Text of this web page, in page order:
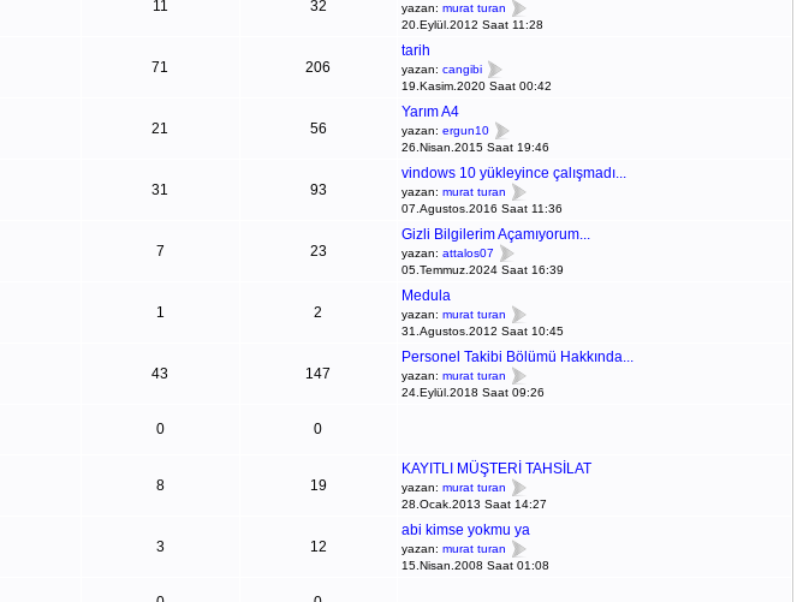
11 32 yazan: murat turan
20.Eylül.2012 Saat 11:28
71 206
tarih
yazan: cangibi
19.Kasim.2020 Saat 00:42
21 56
Yarım A4
yazan: ergun10
26.Nisan.2015 Saat 19:46
31 93
vindows 10 yükleyince çalışmadı...
yazan: murat turan
07.Agustos.2016 Saat 11:36
7 23
Gizli Bilgilerim Açamıyorum...
yazan: attalos07
05.Temmuz.2024 Saat 16:39
1 2
Medula
yazan: murat turan
31.Agustos.2012 Saat 10:45
43 147
Personel Takibi Bölümü Hakkında...
yazan: murat turan
24.Eylül.2018 Saat 09:26
0 0
8 19
KAYITLI MÜŞTERİ TAHSİLAT
yazan: murat turan
28.Ocak.2013 Saat 14:27
3 12
abi kimse yokmu ya
yazan: murat turan
15.Nisan.2008 Saat 01:08